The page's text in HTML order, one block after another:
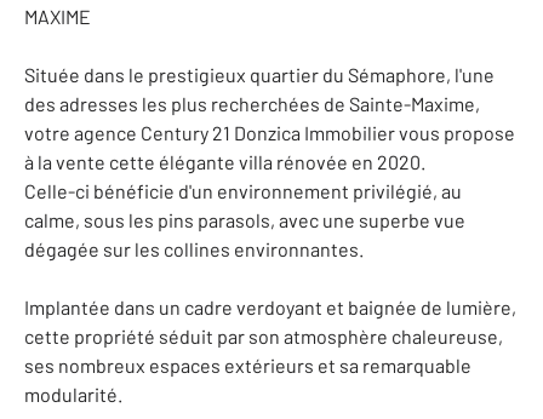
MAXIME
Située dans le prestigieux quartier du Sémaphore, l'une
des adresses les plus recherchées de Sainte-Maxime,
votre agence Century 21 Donzica Immobilier vous propose
à la vente cette élégante villa rénovée en 2020.
Celle-ci bénéficie d'un environnement privilégié, au
calme, sous les pins parasols, avec une superbe vue
dégagée sur les collines environnantes.
Implantée dans un cadre verdoyant et baignée de lumière,
cette propriété séduit par son atmosphère chaleureuse,
ses nombreux espaces extérieurs et sa remarquable
modularité.